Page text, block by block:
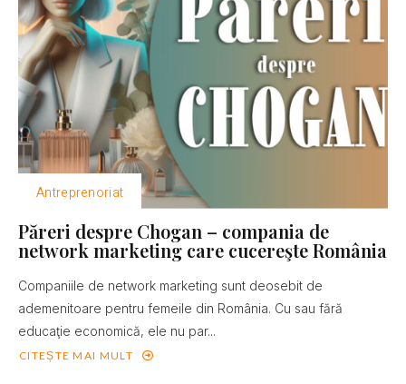
Antreprenoriat
Păreri despre Chogan – compania de
network marketing care cucereşte România
Companiile de network marketing sunt deosebit de
ademenitoare pentru femeile din România. Cu sau fără
educaţie economică, ele nu par...
CITEȘTE MAI MULT